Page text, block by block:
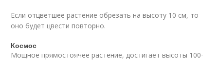
Если отцветшее растение обрезать на высоту 10 см, то
оно будет цвести повторно.
Космос
Мощное прямостоячее растение, достигает высоты 100-